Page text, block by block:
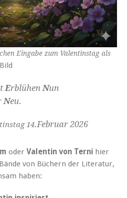
Eingabe zum Valentinstag als
ErblühenNun
Neu.
14.Februar 2026
oder Valentin von Terni hier
von Büchern der Literatur,
haben: